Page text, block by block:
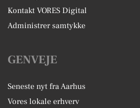
Kontakt VORES Digital
Administrer samtykke
GENVEJE
Seneste nyt fra Aarhus
Vores lokale erhverv